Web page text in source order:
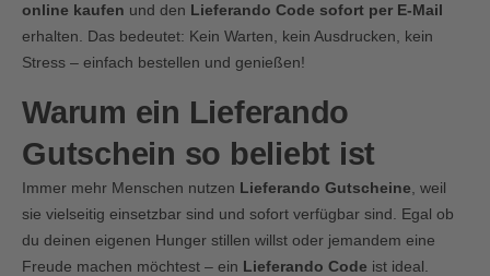
online kaufen und den Lieferando Code sofort per E-Mail
erhalten. Das bedeutet: Kein Warten, kein Ausdrucken, kein
Stress – einfach bestellen und genießen!
Warum ein Lieferando
Gutschein so beliebt ist
Immer mehr Menschen nutzen Lieferando Gutscheine , weil
sie vielseitig einsetzbar sind und sofort verfügbar sind. Egal ob
du deinen eigenen Hunger stillen willst oder jemandem eine
Freude machen möchtest – ein Lieferando Code ist ideal.